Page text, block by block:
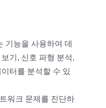
기능을 사용하여 데
기, 신호 파형 분석,
터를 분석할 수 있
워크 문제를 진단하